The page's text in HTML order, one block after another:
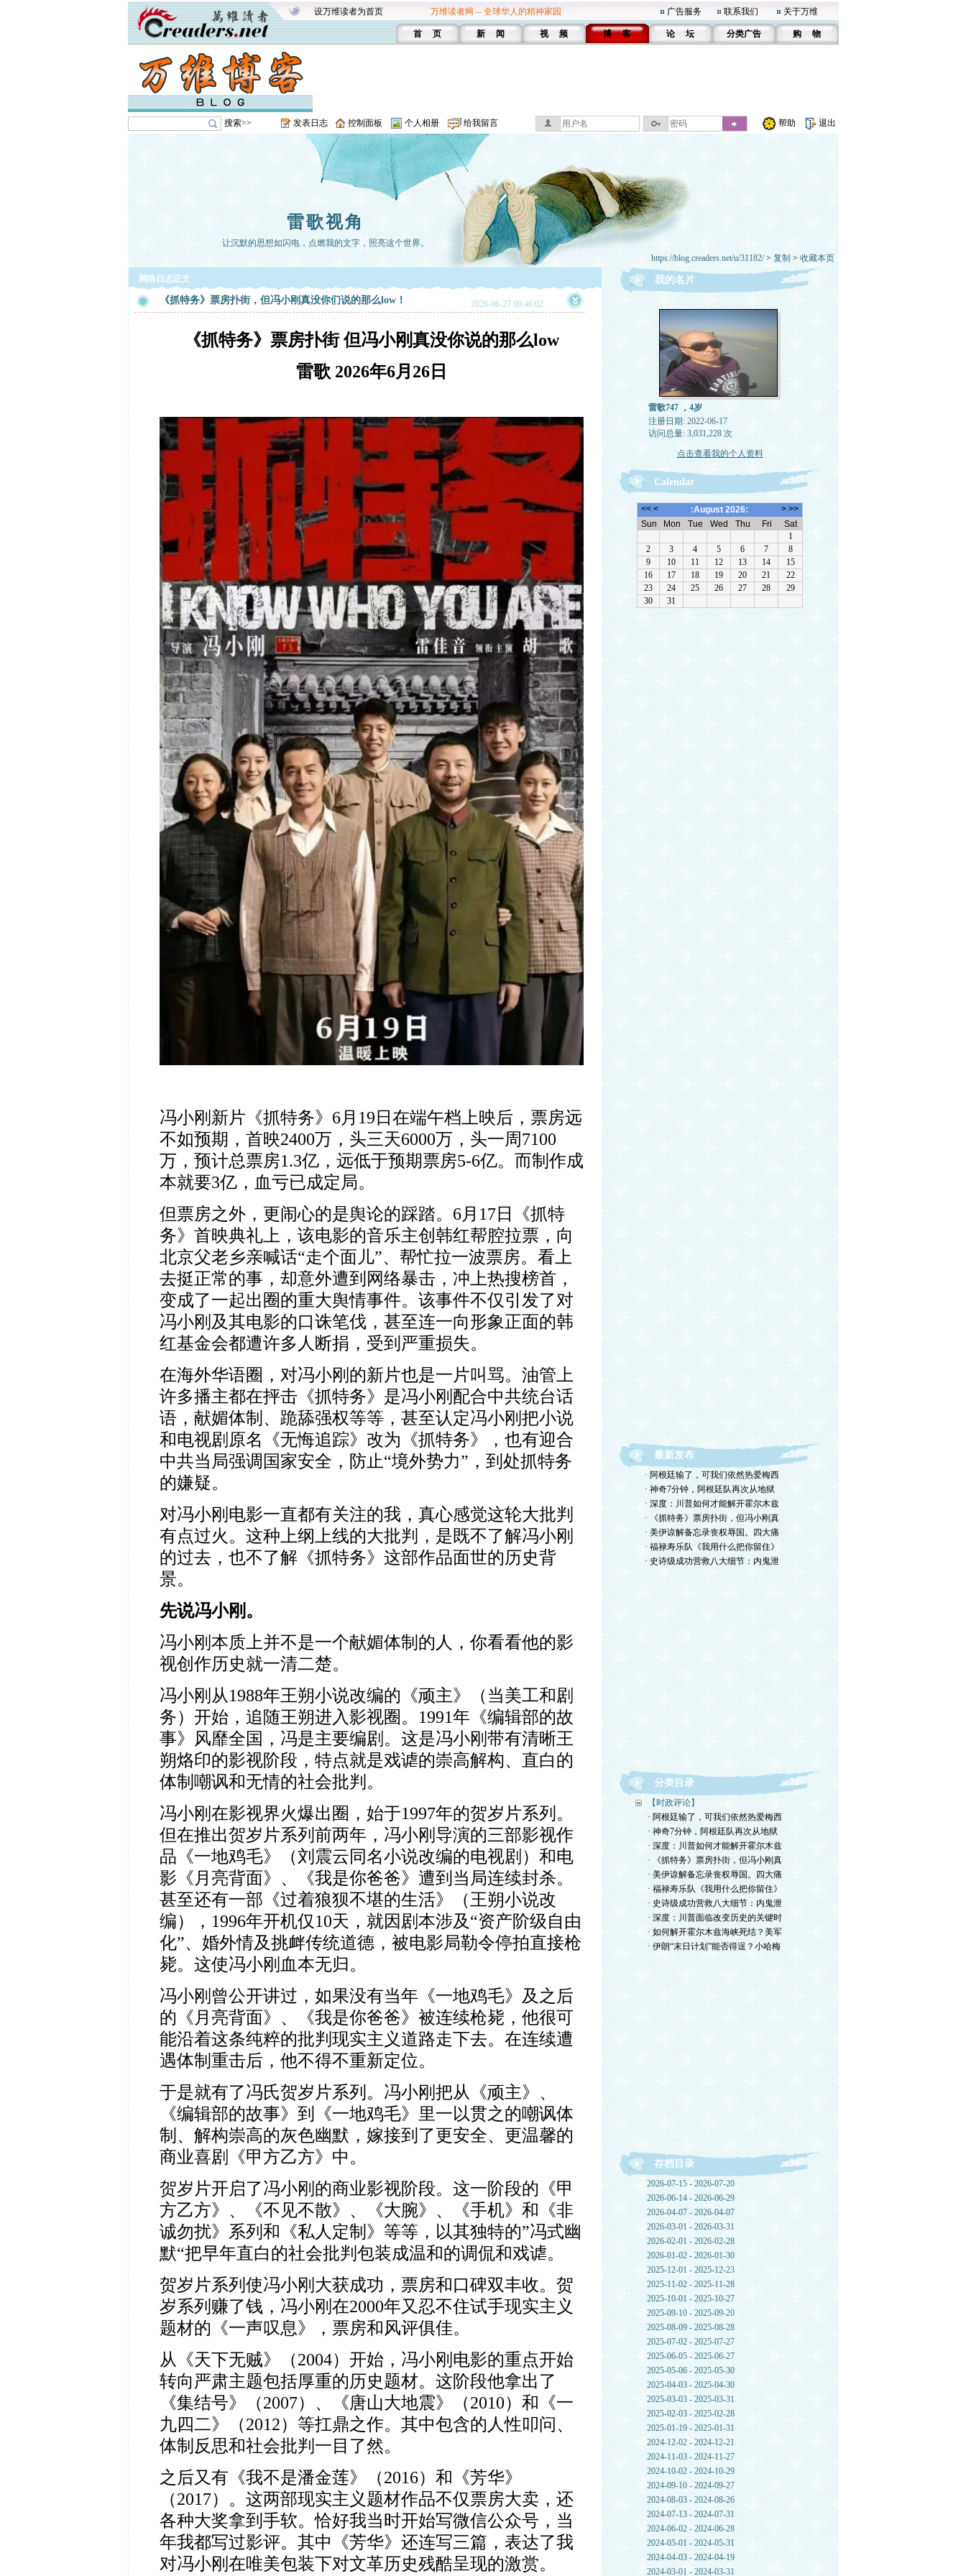
设万维读者为首页 万维读者网 -- 全球华人的精神家园 广告服务 联系我们 关于万维
首 页 新 闻 视 频 博 客 论 坛 分类广告 购 物
搜索>> 发表日志 控制面板 个人相册 给我留言 帮助 退出
雷歌视角
让沉默的思想如闪电，点燃我的文字，照亮这个世界。
https://blog.creaders.net/u/31182/> 复制 > 收藏本页
网络日志正文
《抓特务》票房扑街，但冯小刚真没你们说的那么low！ 2026-06-27 00:46:02
《抓特务》票房扑街 但冯小刚真没你说的那么low
雷歌2026年6月 26日
冯小刚新片《抓特务》 6月 19 日在端午档上映后，票房远
不如预期，首映2400万，头三天6000万，头一周7100
万，预计总票房1.3亿，远低于预期票房5-6亿。而制作成
本就要3亿，血亏已成定局。
但票房之外，更闹心的是舆论的踩踏。 6月 17日《抓特
务》首映典礼上，该电影的音乐主创韩红帮腔拉票，向
北京父老乡亲喊话“走个面儿”、帮忙拉一波票房。看上
去挺正常的事，却意外遭到网络暴击，冲上热搜榜首，
变成了一起出圈的重大舆情事件。该事件不仅引发了对
冯小刚及其电影的口诛笔伐，甚至连一向形象正面的韩
红基金会都遭许多人断捐，受到严重损失。
在海外华语圈，对冯小刚的新片也是一片叫骂。油管上
许多播主都在抨击《抓特务》是冯小刚配合中共统台话
语，献媚体制、跪舔强权等等，甚至认定冯小刚把小说
和电视剧原名《无悔追踪》改为《抓特务》，也有迎合
中共当局强调国家安全，防止“境外势力”，到处抓特务
的嫌疑。
对冯小刚电影一直都有关注的我，真心感觉这轮大批判
有点过火。这种上纲上线的大批判，是既不了解冯小刚
的过去，也不了解《抓特务》这部作品面世的历史背
景。
先说冯小刚。
冯小刚本质上并不是一个献媚体制的人，你看看他的影
视创作历史就一清二楚。
冯小刚从1988年王朔小说改编的《顽主》（当美工和剧
务）开始，追随王朔进入影视圈。 1991年《编辑部的故
事》风靡全国，冯是主要编剧。这是冯小刚带有清晰王
朔烙印的影视阶段，特点就是戏谑的崇高解构、直白的
体制嘲讽和无情的社会批判。
冯小刚在影视界火爆出圈，始于1997年的贺岁片系列。
但在推出贺岁片系列前两年，冯小刚导演的三部影视作
品《一地鸡毛》（刘震云同名小说改编的电视剧）和电
影《月亮背面》、《我是你爸爸》遭到当局连续封杀。
甚至还有一部《过着狼狈不堪的生活》（王朔小说改
编）， 1996年开机仅10天，就因剧本涉及“资产阶级自由
化”、婚外情及挑衅传统道德，被电影局勒令停拍直接枪
毙。这使冯小刚血本无归。
冯小刚曾公开讲过，如果没有当年《一地鸡毛》及之后
的《月亮背面》、《我是你爸爸》被连续枪毙，他很可
能沿着这条纯粹的批判现实主义道路走下去。在连续遭
遇体制重击后，他不得不重新定位。
于是就有了冯氏贺岁片系列。冯小刚把从《顽主》、
《编辑部的故事》到《一地鸡毛》里一以贯之的嘲讽体
制、解构崇高的灰色幽默，嫁接到了更安全、更温馨的
商业喜剧《甲方乙方》中。
贺岁片开启了冯小刚的商业影视阶段。这一阶段的《甲
方乙方》、《不见不散》、《大腕》、《手机》和《非
诚勿扰》系列和《私人定制》等等，以其独特的”冯式幽
默“把早年直白的社会批判包装成温和的调侃和戏谑。
贺岁片系列使冯小刚 大获成功，票房和口碑双丰收。贺
岁系列赚了钱，冯小刚在2000年又忍不住试手现实主义
题材的《一声叹息》，票房和风评俱佳。
从《天下无贼》（2004）开始，冯小刚电影的重点开始
转向严肃主题包括厚重的历史题材。这阶段他拿出了
《集结号》（2007）、《唐山大地震》（2010）和《一
九四二》（2012）等扛鼎之作。其中包含的人性叩问、
体制反思和社会批判一目了然。
之后又有《我不是潘金莲》（2016）和《芳华》
（2017）。这两部现实主义题材作品不仅票房大卖，还
各种大奖拿到手软。恰好我当时开始写微信公众号，当
年我都写过影评。其中《芳华》还连写三篇，表达了我
对冯小刚在唯美包装下对文革历史残酷呈现的激赏。
我的名片
雷歌747 ，4岁
注册日期: 2022-06-17
访问总量: 3,031,228 次
点击查看我的个人资料
Calendar
最新发布
· 阿根廷输了，可我们依然热爱梅西
· 神奇7分钟，阿根廷队再次从地狱
· 深度：川普如何才能解开霍尔木兹
· 《抓特务》票房扑街，但冯小刚真
· 美伊谅解备忘录丧权辱国。四大痛
· 福禄寿乐队《我用什么把你留住》
· 史诗级成功营救八大细节：内鬼泄
分类目录
【时政评论】
· 阿根廷输了，可我们依然热爱梅西
· 神奇7分钟，阿根廷队再次从地狱
· 深度：川普如何才能解开霍尔木兹
· 《抓特务》票房扑街，但冯小刚真
· 美伊谅解备忘录丧权辱国。四大痛
· 福禄寿乐队《我用什么把你留住》
· 史诗级成功营救八大细节：内鬼泄
· 深度：川普面临改变历史的关键时
· 如何解开霍尔木兹海峡死结？美军
· 伊朗“末日计划”能否得逞？小哈梅
存档目录
2026-07-15 - 2026-07-20
2026-06-14 - 2026-06-29
2026-04-07 - 2026-04-07
2026-03-01 - 2026-03-31
2026-02-01 - 2026-02-28
2026-01-02 - 2026-01-30
2025-12-01 - 2025-12-23
2025-11-02 - 2025-11-28
2025-10-01 - 2025-10-27
2025-09-10 - 2025-09-20
2025-08-09 - 2025-08-28
2025-07-02 - 2025-07-27
2025-06-05 - 2025-06-27
2025-05-06 - 2025-05-30
2025-04-03 - 2025-04-30
2025-03-03 - 2025-03-31
2025-02-03 - 2025-02-28
2025-01-19 - 2025-01-31
2024-12-02 - 2024-12-21
2024-11-03 - 2024-11-27
2024-10-02 - 2024-10-29
2024-09-10 - 2024-09-27
2024-08-03 - 2024-08-26
2024-07-13 - 2024-07-31
2024-06-02 - 2024-06-28
2024-05-01 - 2024-05-31
2024-04-03 - 2024-04-19
2024-03-01 - 2024-03-31